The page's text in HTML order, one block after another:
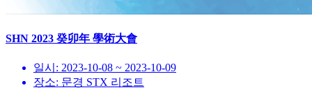
SHN 2023 癸卯年 學術大會
일시: 2023-10-08 ~ 2023-10-09
장소: 문경 STX 리조트